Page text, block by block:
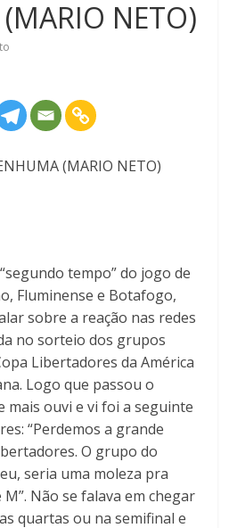
NETO)
(MARIO NETO)
tempo” do jogo de
Fluminense e Botafogo,
sobre a reação nas redes
no sorteio dos grupos
Libertadores da América
Logo que passou o
ouvi e vi foi a seguinte
“Perdemos a grande
O grupo do
seria uma moleza pra
Não se falava em chegar
quartas ou na semifinal e